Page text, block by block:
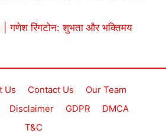
रिंगटोन: शुभता और भक्तिमय
Us Contact Us
Our Team
Disclaimer GDPR
DMCA
T&C